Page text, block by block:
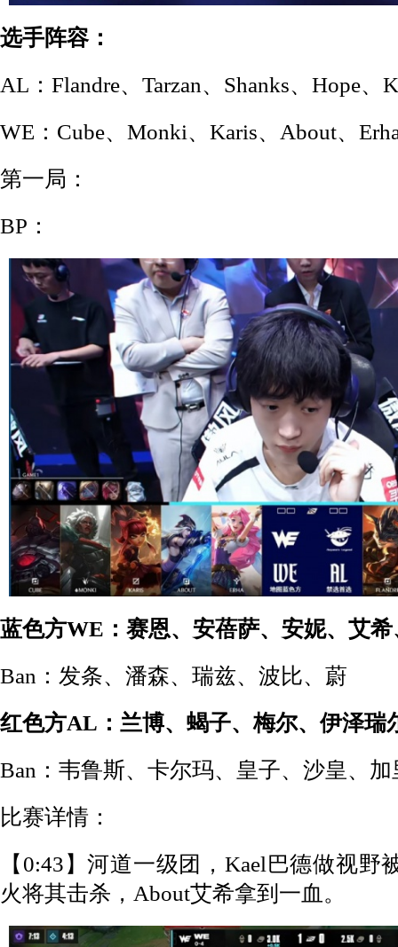
选手阵容：
AL：Flandre、Tarzan、Shanks、Hope、
WE：Cube、Monki、Karis、About、
第一局：
BP：
蓝色方WE：赛恩、安蓓萨、安妮、艾
Ban：发条、潘森、瑞兹、波比、蔚
红色方AL：兰博、蝎子、梅尔、伊泽瑞
Ban：韦鲁斯、卡尔玛、皇子、沙皇、加
比赛详情：
【0:43】河道一级团，Kael巴德做视野
火将其击杀，About艾希拿到一血。